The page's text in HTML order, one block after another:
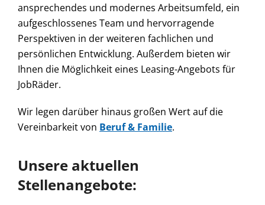
ansprechendes und modernes Arbeitsumfeld, ein
aufgeschlossenes Team und hervorragende
Perspektiven in der weiteren fachlichen und
persönlichen Entwicklung. Außerdem bieten wir
Ihnen die Möglichkeit eines Leasing-Angebots für
JobRäder.
Wir legen darüber hinaus großen Wert auf die
Vereinbarkeit von Beruf & Familie.
Unsere aktuellen
Stellenangebote: